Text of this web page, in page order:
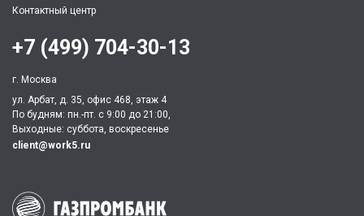
Контактный центр
+7 (499) 704-30-13
г. Москва
ул. Арбат, д. 35, офис 468, этаж 4
По будням: пн.-пт. c 9:00 до 21:00,
Выходные: суббота, воскресенье
client@work5.ru